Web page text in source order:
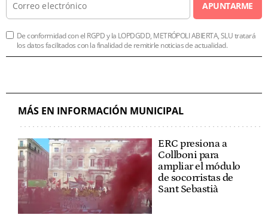
APUNTARME
De conformidad con el RGPD y la LOPDGDD, METRÓPOLI ABIERTA, SLU tratará
los datos facilitados con la finalidad de remitirle noticias de actualidad.
MÁS EN INFORMACIÓN MUNICIPAL
ERC presiona a
Collboni para
ampliar el módulo
de socorristas de
Sant Sebastià